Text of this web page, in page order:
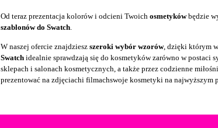
Od teraz prezentacja kolorów i odcieni Twoich osmetykówbędzie
szablonów do Swatch.
W naszej ofercie znajdziesz szeroki wybór wzorów, dzięki którym
Swatch idealnie sprawdzają się do kosmetyków zarówno w postaci
sklepach i salonach kosmetycznych , a także przez codzienne
prezentować na zdjęciachi filmachswoje kosmetyki na najwyższym